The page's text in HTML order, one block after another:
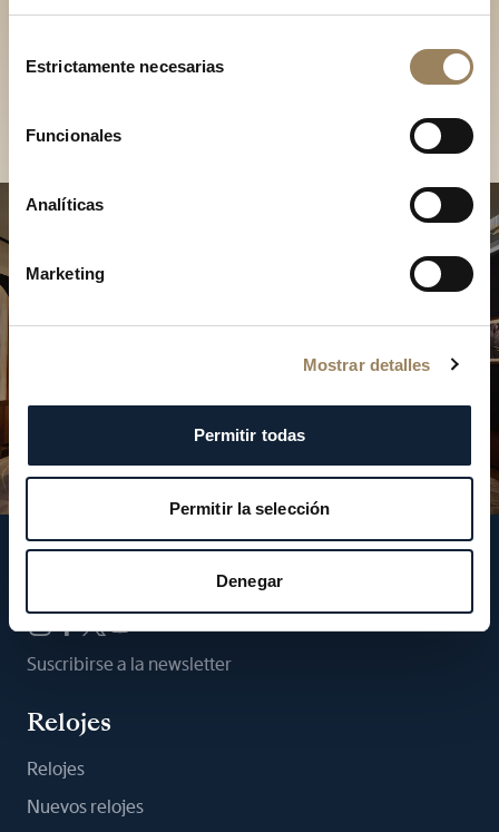
Estrictamente necesarias
Funcionales
Analíticas
Marketing
Mostrar detalles
Permitir todas
Permitir la selección
Denegar
Descubra nuestras
colecciones en boutique
Suscribirse a la newsletter
Relojes
Relojes
Nuevos relojes